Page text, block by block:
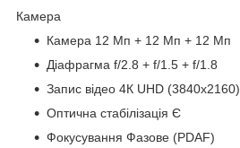
Камера
Камера 12 Мп + 12 Мп + 12 Мп
Діафрагма f/2.8 + f/1.5 + f/1.8
Запис відео 4К UHD (3840x2160)
Оптична стабілізація Є
Фокусування Фазове (PDAF)